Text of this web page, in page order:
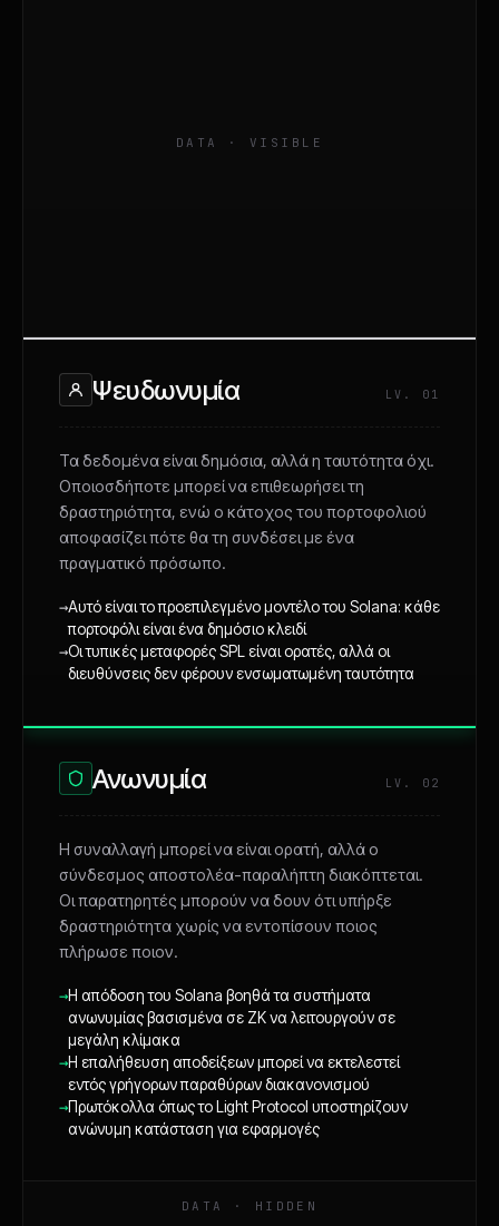
DATA · VISIBLE
Ψευδωνυμία LV. 01
Τα δεδομένα είναι δημόσια, αλλά η ταυτότητα όχι.
Οποιοσδήποτε μπορεί να επιθεωρήσει τη
δραστηριότητα, ενώ ο κάτοχος του πορτοφολιού
αποφασίζει πότε θα τη συνδέσει με ένα
πραγματικό πρόσωπο.
→Αυτό είναι το προεπιλεγμένο μοντέλο του Solana: κάθε
πορτοφόλι είναι ένα δημόσιο κλειδί
→Οι τυπικές μεταφορές SPL είναι ορατές, αλλά οι
διευθύνσεις δεν φέρουν ενσωματωμένη ταυτότητα
Ανωνυμία LV. 02
Η συναλλαγή μπορεί να είναι ορατή, αλλά ο
σύνδεσμος αποστολέα-παραλήπτη διακόπτεται.
Οι παρατηρητές μπορούν να δουν ότι υπήρξε
δραστηριότητα χωρίς να εντοπίσουν ποιος
πλήρωσε ποιον.
→Η απόδοση του Solana βοηθά τα συστήματα
ανωνυμίας βασισμένα σε ZK να λειτουργούν σε
μεγάλη κλίμακα
→Η επαλήθευση αποδείξεων μπορεί να εκτελεστεί
εντός γρήγορων παραθύρων διακανονισμού
→Πρωτόκολλα όπως το Light Protocol υποστηρίζουν
ανώνυμη κατάσταση για εφαρμογές
DATA · HIDDEN